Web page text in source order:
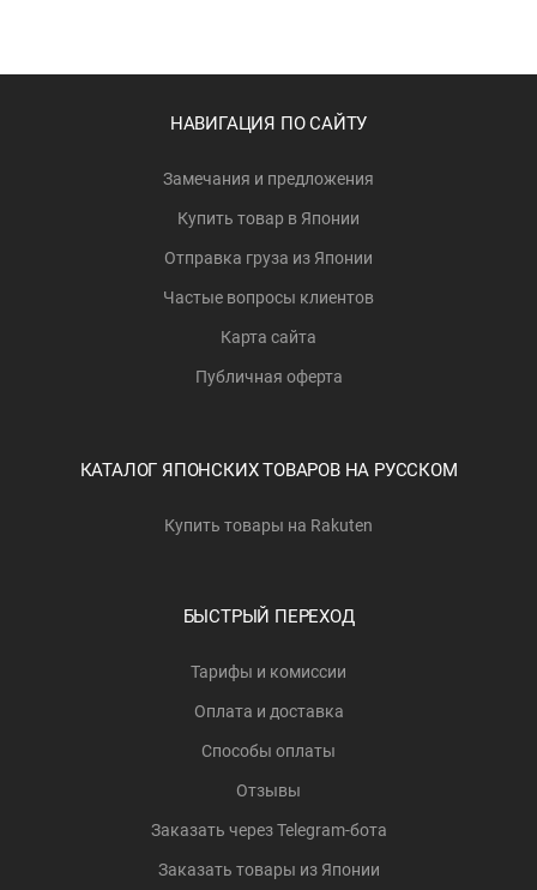
НАВИГАЦИЯ ПО САЙТУ
Замечания и предложения
Купить товар в Японии
Отправка груза из Японии
Частые вопросы клиентов
Карта сайта
Публичная оферта
КАТАЛОГ ЯПОНСКИХ ТОВАРОВ НА РУССКОМ
Купить товары на Rakuten
БЫСТРЫЙ ПЕРЕХОД
Тарифы и комиссии
Оплата и доставка
Способы оплаты
Отзывы
Заказать через Telegram-бота
Заказать товары из Японии